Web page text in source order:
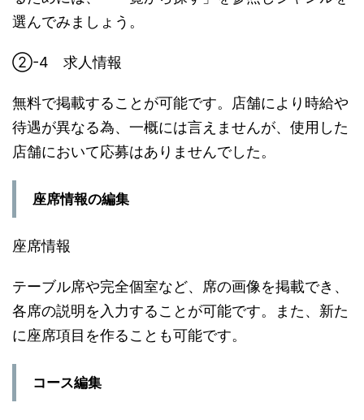
選んでみましょう。
➁-4 求人情報
無料で掲載することが可能です。店舗により時給や
待遇が異なる為、一概には言えませんが、使用した
店舗において応募はありませんでした。
座席情報の編集
座席情報
テーブル席や完全個室など、席の画像を掲載でき、
各席の説明を入力することが可能です。また、新た
に座席項目を作ることも可能です。
コース編集